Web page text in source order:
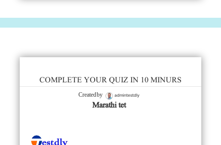
COMPLETE YOUR QUIZ IN 10 MINURS
Created by admintestdly
Marathi tet